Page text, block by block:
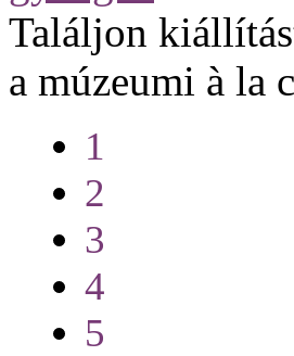
Találjon
a múzeumi à la
1
2
3
4
5